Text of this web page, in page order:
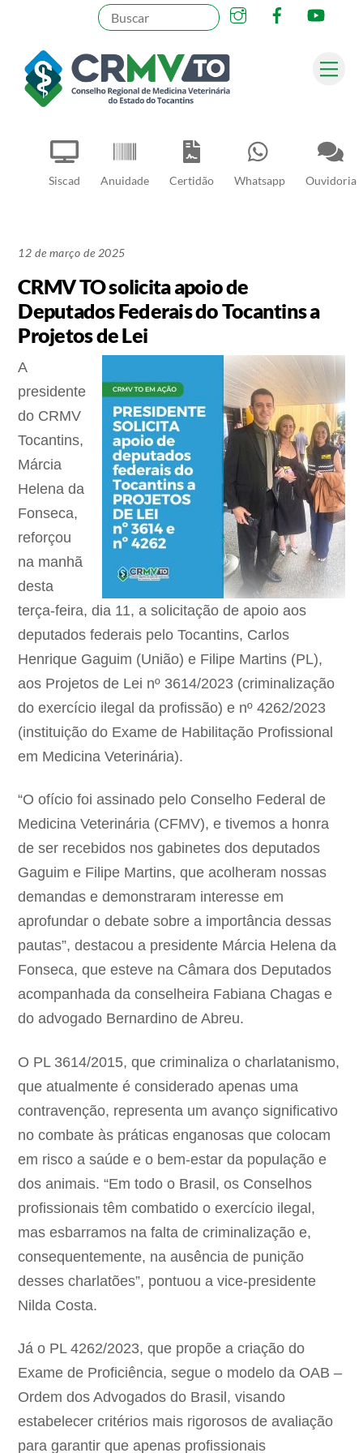
content
Siscad Anuidade Certidão Whatsapp Ouvidoria
InstagramFacebook
Pesquisar
12 de março de 2025
CRMV TO solicita apoio de
Deputados Federais do Tocantins a
Projetos de Lei
A
presidente
do CRMV
Tocantins,
Márcia
Helena da
Fonseca,
reforçou
na manhã
desta
terça-feira, dia 11, a solicitação de apoio aos
deputados federais pelo Tocantins, Carlos
Henrique Gaguim (União) e Filipe Martins (PL),
aos Projetos de Lei nº 3614/2023 (criminalização
do exercício ilegal da profissão) e nº4262/2023
(instituição do Exame de Habilitação Profissional
em Medicina Veterinária).
“O ofício foi assinado pelo Conselho Federal de
Medicina Veterinária (CFMV), e tivemos a honra
de ser recebidos nos gabinetes dos deputados
Gaguim e Filipe Martins, que acolheram nossas
demandas e demonstraram interesse em
aprofundar o debate sobre a importância dessas
pautas”, destacou a presidente Márcia Helena da
Fonseca, que esteve na Câmara dos Deputados
acompanhada da conselheira Fabiana Chagas e
do advogado Bernardino de Abreu.
O PL 3614/2015, que criminaliza o charlatanismo,
que atualmente é considerado apenas uma
contravenção, representa um avanço significativo
no combate às práticas enganosas que colocam
em risco a saúde e o bem-estar da população e
dos animais. “Em todo o Brasil, os Conselhos
profissionais têm combatido o exercício ilegal,
mas esbarramos na falta de criminalização e,
consequentemente, na ausência de punição
desses charlatões”, pontuou a vice-presidente
Nilda Costa.
Já o PL 4262/2023, que propõe a criação do
Exame de Proficiência, segue o modelo da OAB –
Ordem dos Advogados do Brasil , visando
estabelecer critérios mais rigorosos de avaliação
para garantir que apenas profissionais